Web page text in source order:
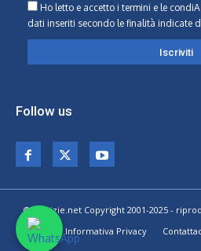
Ho letto e accetto i termini e le
dati inseriti secondo le finalità indicate
Follow us
© Calvizie.net Copyright 2001-2025 -
Home
Informativa Privacy